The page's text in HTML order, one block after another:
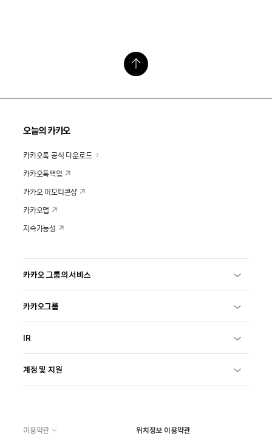
오늘의 카카오
카카오톡 공식 다운로드
카카오톡백업
카카오 이모티콘샵
카카오맵
지속가능성
카카오 그룹의 서비스
카카오그룹
IR
계정 및 지원
이용약관 위치정보 이용약관